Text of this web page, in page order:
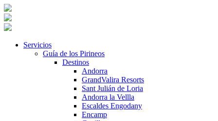
Servicios
Guía de los Pirineos
Destinos
Andorra
GrandValira Resorts
Sant Julián de Loria
Andorra la Vellla
Escaldes Engodany
Encamp